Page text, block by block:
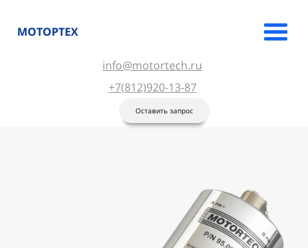
МОТОРТЕХ
info@motortech.ru
+7(812)920-13-87
Оставить запрос